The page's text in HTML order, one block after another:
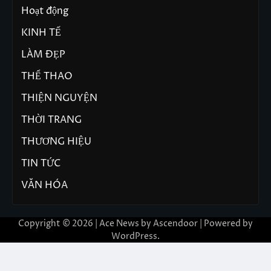
Hoạt động
KINH TẾ
LÀM ĐẸP
THỂ THAO
THIỆN NGUYỆN
THỜI TRANG
THƯƠNG HIỆU
TIN TỨC
VĂN HÓA
Copyright © 2026 | Ace News by Ascendoor | Powered by
WordPress.